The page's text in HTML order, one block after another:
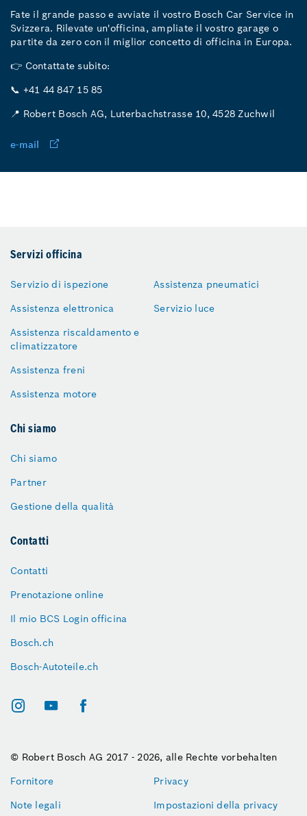
Fate il grande passo e avviate il vostro Bosch Car Service in
Svizzera. Rilevate un'officina, ampliate il vostro garage o
partite da zero con il miglior concetto di officina in Europa.
👉 Contattate subito:
📞 +41 44 847 15 85
📍 Robert Bosch AG, Luterbachstrasse 10, 4528 Zuchwil
e-mail
Servizi officina
Servizio di ispezione
Assistenza elettronica
Assistenza riscaldamento e
climatizzatore
Assistenza freni
Assistenza motore
Assistenza pneumatici
Servizio luce
Chi siamo
Chi siamo
Partner
Gestione della qualità
Contatti
Contatti
Prenotazione online
Il mio BCS Login officina
Bosch.ch
Bosch-Autoteile.ch
© Robert Bosch AG 2017 - 2026, alle Rechte vorbehalten
Fornitore
Privacy
Note legali
Impostazioni della privacy